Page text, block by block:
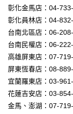
１．於結帳方式選擇「
結帳頁面，進行簡訊認
２．訂單成立數日內，
３．收到繳費通知簡訊
ATM／網路銀行／等
※ 請注意：結帳手續完
購買商品的店家。未經
後付繳納相關費用。
是否繳費成功／繳費後
客戶支援中心」https://
【注意事項】
彰化金馬店：04-
彰化員林店：04-
台南北區店：06-
台南民權店：06-
高雄屏東店：07-
屏東恆春店：08-
宜蘭羅東店：03-
花蓮吉安店：03-
金馬、澎湖：07-